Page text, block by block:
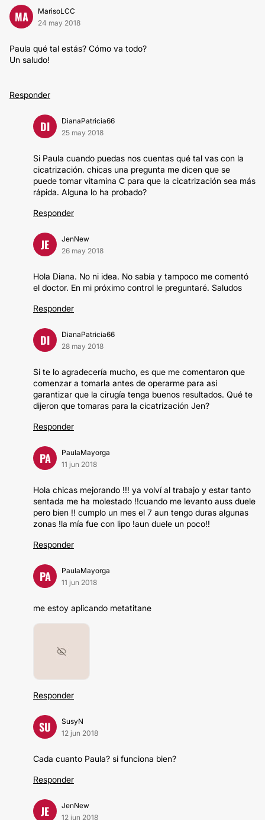
MA
MarisoLCC
24 may 2018
Paula qué tal estás? Cómo va todo?
Un saludo!
Responder
DI
DianaPatricia66
25 may 2018
Si Paula cuando puedas nos cuentas qué tal vas con la
cicatrización. chicas una pregunta me dicen que se
puede tomar vitamina C para que la cicatrización sea más
rápida. Alguna lo ha probado?
Responder
JE
JenNew
26 may 2018
Hola Diana. No ni idea. No sabía y tampoco me comentó
el doctor. En mi próximo control le preguntaré. Saludos
Responder
DI
DianaPatricia66
28 may 2018
Si te lo agradecería mucho, es que me comentaron que
comenzar a tomarla antes de operarme para así
garantizar que la cirugía tenga buenos resultados. Qué te
dijeron que tomaras para la cicatrización Jen?
Responder
PA
PaulaMayorga
11 jun 2018
Hola chicas mejorando !!! ya volví al trabajo y estar tanto
sentada me ha molestado !!cuando me levanto auss duele
pero bien !! cumplo un mes el 7 aun tengo duras algunas
zonas !la mía fue con lipo !aun duele un poco!!
Responder
PA
PaulaMayorga
11 jun 2018
me estoy aplicando metatitane
Responder
SU
SusyN
12 jun 2018
Cada cuanto Paula? si funciona bien?
Responder
JE
JenNew
12 jun 2018